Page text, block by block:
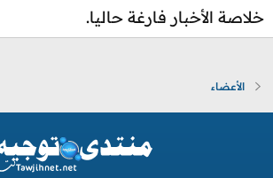
خلاصة الأخبار فارغة حاليا.
الأعضاء